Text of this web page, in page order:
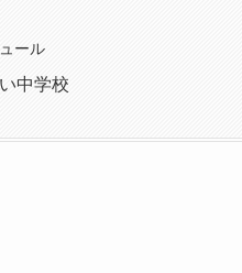
ール
中学校